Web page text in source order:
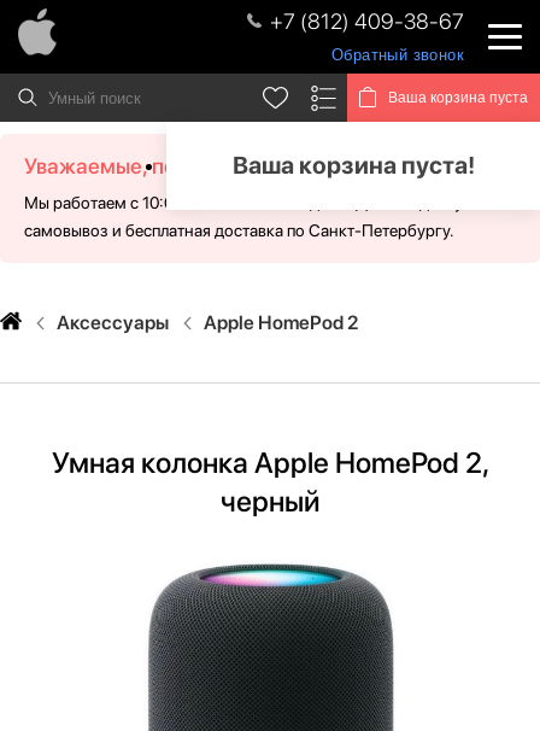
+7 (812) 409-38-67
Обратный звонок
Ваша корзина пуста
Ваша корзина пуста!
Уважаемые, посетители!
Мы работаем с 10:00 - 21:00 без выходных. Для Вас доступен
самовывоз и бесплатная доставка по Санкт-Петербургу.
Аксессуары Apple HomePod 2
Умная колонка Apple HomePod 2,
черный